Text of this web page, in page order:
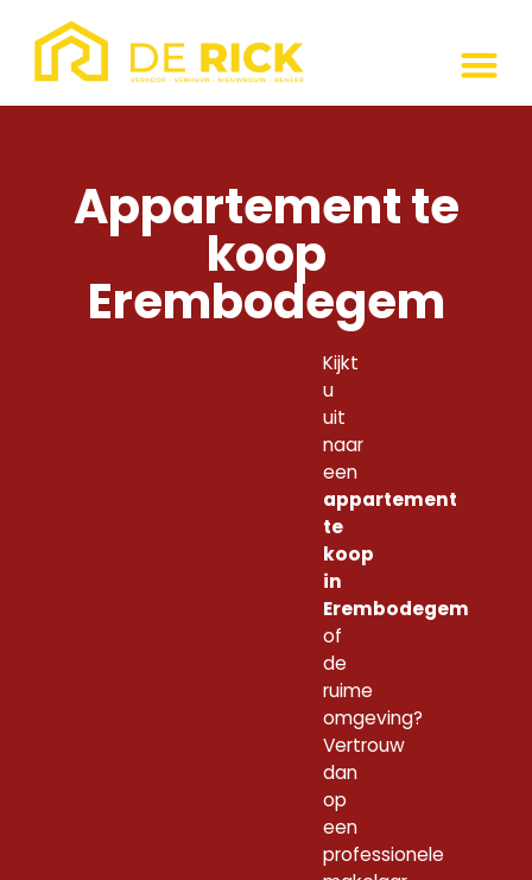
Appartement te
koop
Erembodegem
Kijkt
u
uit
naar
een
appartement
te
koop
in
Erembodegem
of
de
ruime
omgeving?
Vertrouw
dan
op
een
professionele